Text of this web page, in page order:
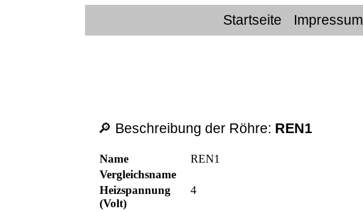
Startseite Impressum
🔎 Beschreibung der Röhre: REN1
Name
REN1
Vergleichsname
Heizspannung
(Volt)
4